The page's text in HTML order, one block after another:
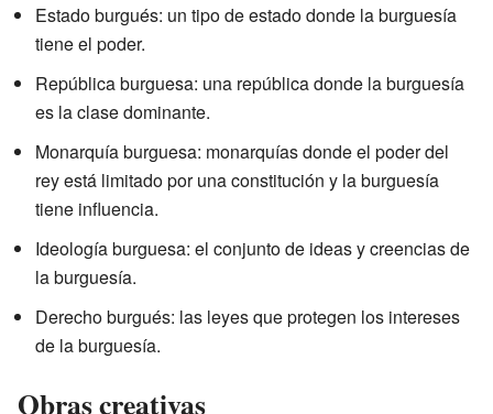
Estado burgués: un tipo de estado donde la burguesía
tiene el poder.
República burguesa: una república donde la burguesía
es la clase dominante.
Monarquía burguesa: monarquías donde el poder del
rey está limitado por una constitución y la burguesía
tiene influencia.
Ideología burguesa: el conjunto de ideas y creencias de
la burguesía.
Derecho burgués: las leyes que protegen los intereses
de la burguesía.
Obras creativas